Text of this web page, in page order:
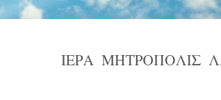
ΙΕΡΑ ΜΗΤΡΟΠΟΛΙΣ